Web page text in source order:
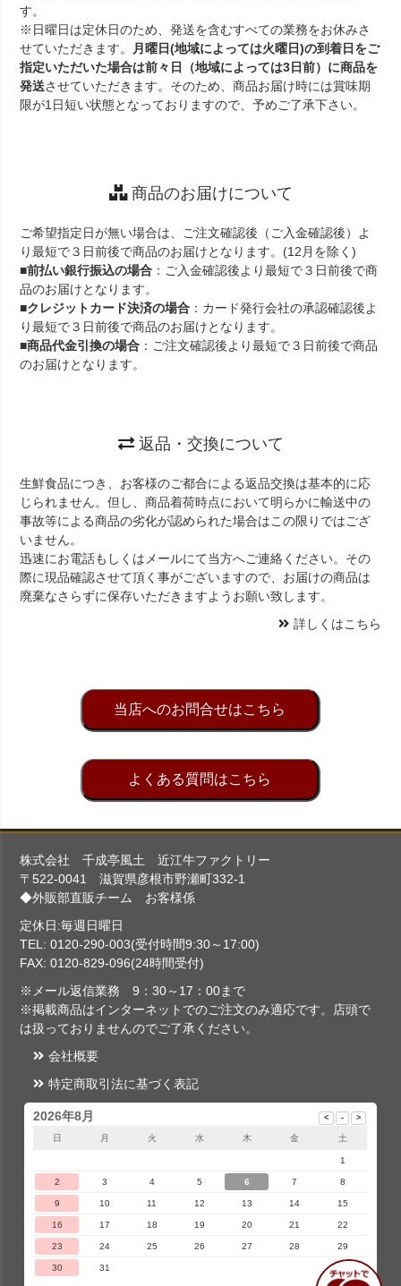
す。
※日曜日は定休日のため、発送を含むすべての業務をお休みさ
せていただきます。
月曜日(地域によっては火曜日)の到着日をご
指定いただいた場合は前々日（地域によっては3日前）に商品を
発送させていただきます。そのため、商品お届け時には賞味期
限が1日短い状態となっておりますので、予めご了承下さい。
商品のお届けについて
ご希望指定日が無い場合は、ご注文確認後（ご入金確認後）よ
り最短で３日前後で商品のお届けとなります。(12月を除く)
■前払い銀行振込の場合 ：ご入金確認後より最短で３日前後で商
品のお届けとなります。
■クレジットカード決済の場合 ：カード発行会社の承認確認後よ
り最短で３日前後で商品のお届けとなります。
■商品代金引換の場合 ：ご注文確認後より最短で３日前後で商品
のお届けとなります。
返品・交換について
生鮮食品につき、お客様のご都合による返品交換は基本的に応
じられません。但し、商品着荷時点において明らかに輸送中の
事故等による商品の劣化が認められた場合はこの限りではござ
いません。
迅速にお電話もしくはメールにて当方へご連絡ください。その
際に現品確認させて頂く事がございますので、お届けの商品は
廃棄なさらずに保存いただきますようお願い致します。
詳しくはこちら
当店へのお問合せはこちら
よくある質問はこちら
株式会社 千成亭風土 近江牛ファクトリー
〒522-0041 滋賀県彦根市野瀬町332-1
◆外販部直販チーム お客様係
定休日:毎週日曜日
TEL: 0120-290-003(受付時間9:30～17:00)
FAX: 0120-829-096(24時間受付)
※メール返信業務 9：30～17：00まで
※掲載商品はインターネットでのご注文のみ適応です。店頭で
は扱っておりませんのでご了承ください。
会社概要
特定商取引法に基づく表記
2026年8月
日 月 火 水 木 金 土
1
2 3 4 5 6 7 8
9 10 11 12 13 14 15
16 17 18 19 20 21 22
23 24 25 26 27 28 29
30 31